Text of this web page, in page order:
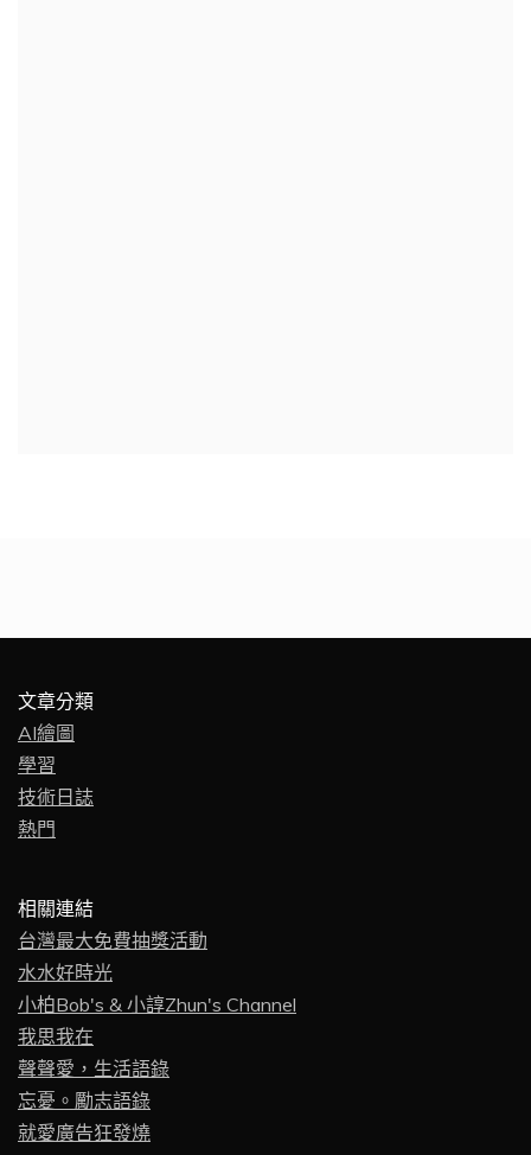
文章分類
AI繪圖
學習
技術日誌
熱門
相關連結
台灣最大免費抽獎活動
水水好時光
小柏Bob's & 小諄Zhun's Channel
我思我在
聲聲愛，生活語錄
忘憂。勵志語錄
就愛廣告狂發燒